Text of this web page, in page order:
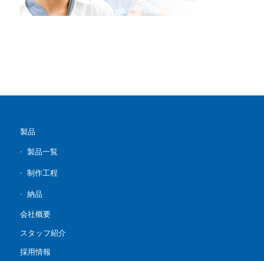
製品
製品一覧
制作工程
納品
会社概要
スタッフ紹介
採用情報